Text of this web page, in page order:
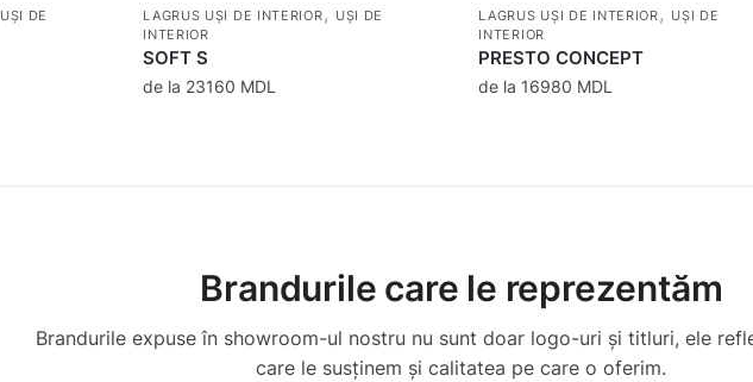
UȘI DE
LAGRUS UȘI DE INTERIOR, UȘI DE
INTERIOR
SOFT S
de la 23160 MDL
LAGRUS UȘI DE INTERIOR, UȘI DE
INTERIOR
PRESTO CONCEPT
de la 16980 MDL
Brandurile care le reprezentăm
Brandurile expuse în showroom-ul nostru nu sunt doar logo-uri și titluri, ele
care le susținem și calitatea pe care o oferim.